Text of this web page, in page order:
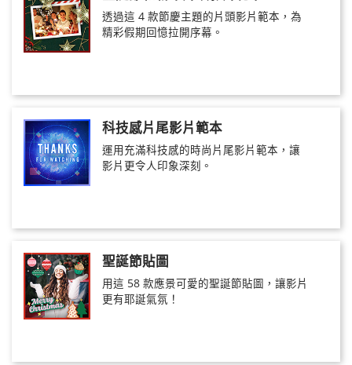
透過這 4 款節慶主題的片頭影片範本，為
精彩假期回憶拉開序幕。
科技感片尾影片範本
運用充滿科技感的時尚片尾影片範本，讓
影片更令人印象深刻。
聖誕節貼圖
用這 58 款應景可愛的聖誕節貼圖，讓影片
更有耶誕氣氛！